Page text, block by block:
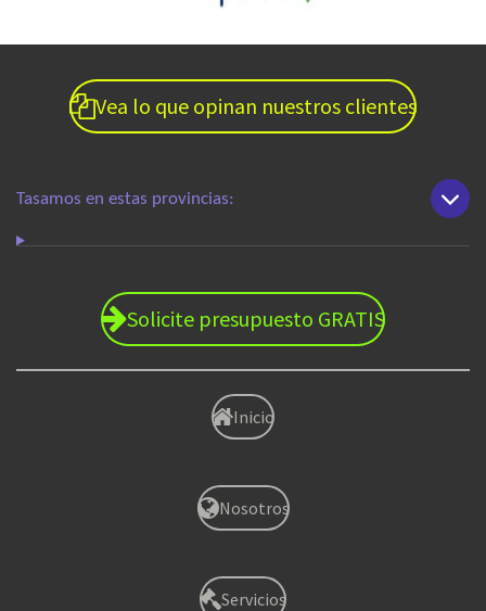
Vea lo que opinan nuestros clientes
Tasamos en estas provincias:
Solicite presupuesto GRATIS
Inicio
Nosotros
Servicios